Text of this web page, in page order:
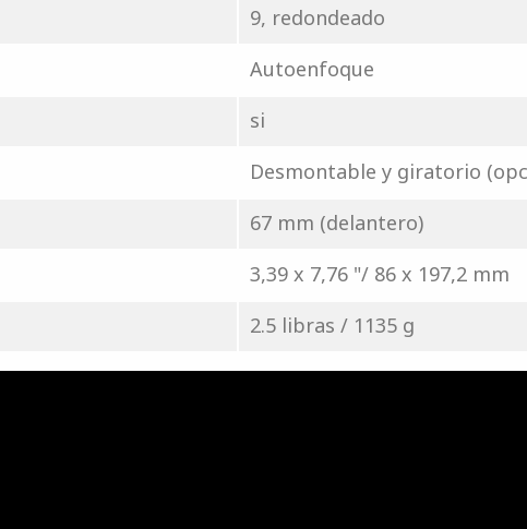
9, redondeado
Autoenfoque
si
Desmontable y giratorio
67 mm (delantero)
3,39 x 7,76 "/ 86 x 197,2 mm
2.5 libras / 1135 g